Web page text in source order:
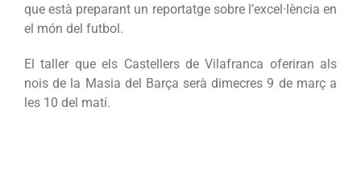
que està preparant un reportatge sobre l’excel·lència en
el món del futbol.
El taller que els Castellers de Vilafranca oferiran als
nois de la Masia del Barça serà dimecres 9 de març a
les 10 del matí.